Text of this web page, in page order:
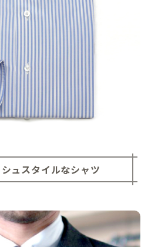
ュスタイルなシャツ